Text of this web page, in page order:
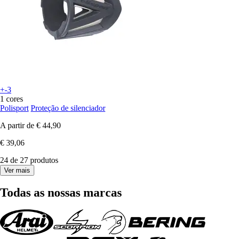
+-3
1 cores
Polisport Proteção de silenciador
A partir de € 44,90
€ 39,06
24 de 27 produtos
Ver mais
Todas as nossas marcas